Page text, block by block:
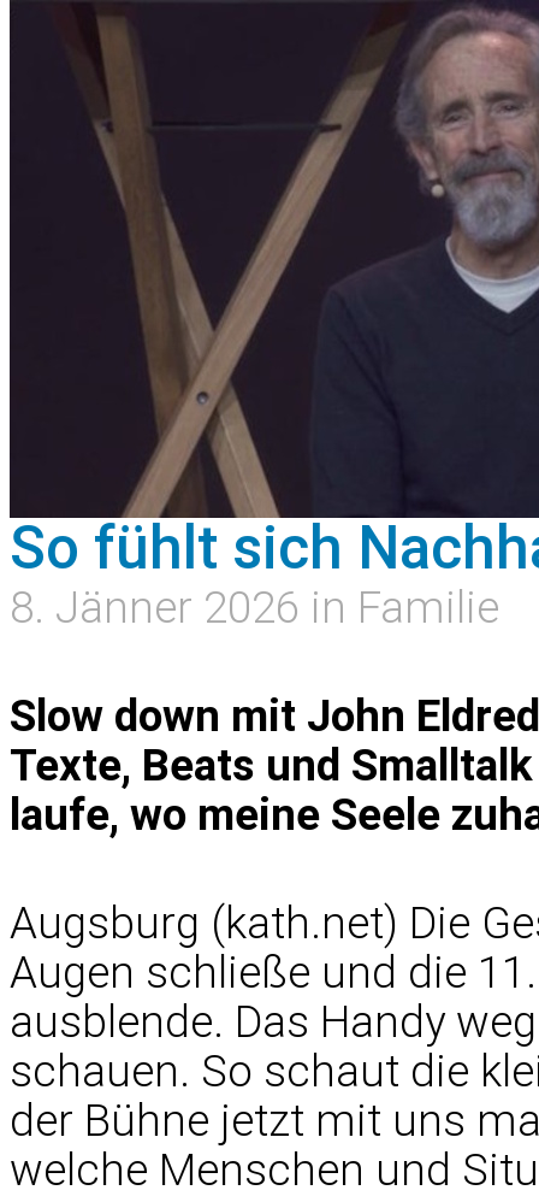
So fühlt sich
8. Jänner 2026 in Familie
Slow down mit John
Texte, Beats und
laufe, wo meine Seele
Augsburg (kath.net) Die
Augen schließe und die
ausblende. Das Handy
schauen. So schaut die
der Bühne jetzt mit uns
welche Menschen und